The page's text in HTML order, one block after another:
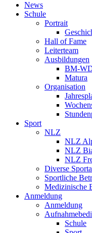
News
Schule
Portrait
Hall of Fame
Leiterteam
Ausbildungen
BM-
Matura
Organisation
Sport
NLZ
NLZ
NLZ
NLZ
Diverse
Sportliche
Medizinische
Anmeldung
Anmeldung
Schule